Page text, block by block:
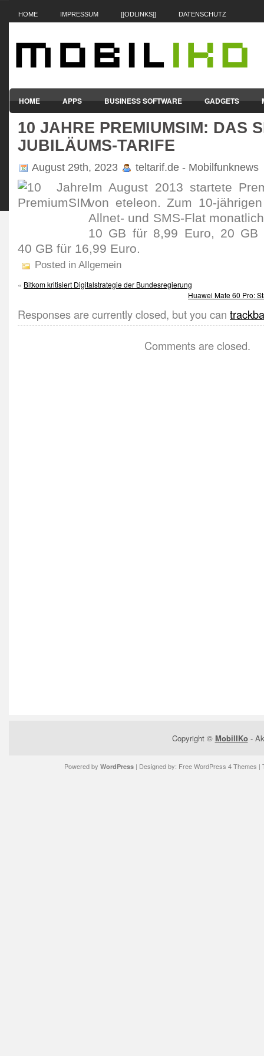
HOME IMPRESSUM [[ODLINKS]] DATENSCHUTZ
HOME APPS BUSINESS SOFTWARE GADGETS
SMARTPHONES & HANDYS TABLET-PCS VERTRÄGE &
10 JAHRE PREMIUMSIM: DAS
JUBILÄUMS-TARIFE
August 29th, 2023 teltarif.de - Mobilfunknews
Im August 2013 star­tete
von eteleon. Zum 10-
Allnet- und SMS-Flat
10 GB für 8,99 Euro, 20 GB
40 GB für 16,99 Euro.
Posted in Allgemein
« Bitkom kritisiert Digitalstrategie der Bundesregierung
Huawei Mate 60 Pro:
Responses are currently closed, but you can
Comments are closed.
Copyright © MobilIKo-
Powered by WordPress| Designed by: Free WordPress 4 Themes |